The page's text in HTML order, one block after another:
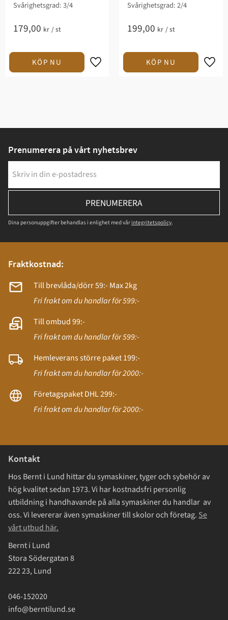
Svårighetsgrad: 3/4​
179,00 kr /st
Svårighetsgrad: 2/4​
199,00 kr /st
Prenumerera på vårt nyhetsbrev
PRENUMERERA
Dina personuppgifter behandlas i enlighet med vår integritetspolicy.
Fraktkostnad:
Till brevlåda/dörr 59:- Max 2kg
Fri frakt om du handlar för 599:-
Till ombud 99:-
Fri frakt om du handlar för 599:-
Hemleverans större paket 199:-
Fri frakt om du handlar för 2000:-
Företagspaket DHL 299:-
Fri frakt om du handlar för 2000:-
Kontakt
Hos Bernt i Lund hittar du symaskiner, tyger och sybehör av
hög kvalitet sedan 1973. Vi har kostnadsfri personlig
utbildning i handhavande på alla symaskiner du handlar av
oss. Vi levererar även symaskiner till skolor och företag. Se
vårt utbud här.
Bernt i Lund
Stora Södergatan 8
222 23, Lund
046-152020
info@berntilund.se